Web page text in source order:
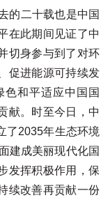
的二十载也是中国
在此期间见证了中
切身参与到了对环
促进能源可持续发
色和平适应中国国
献。时至今日，中
了2035年生态环境
建成美丽现代化国
发挥积极作用，保
续改善再贡献一份